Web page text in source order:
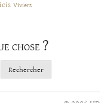
Viviers
chose ?